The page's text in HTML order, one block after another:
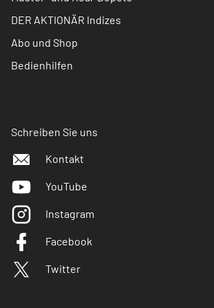
DER AKTIONÄR Indizes
Abo und Shop
Bedienhilfen
Schreiben Sie uns
Kontakt
YouTube
Instagram
Facebook
Twitter